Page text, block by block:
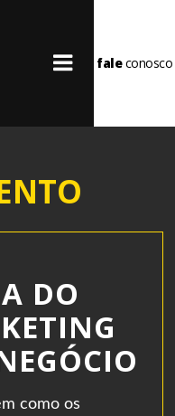
faleconosco
DO
como os